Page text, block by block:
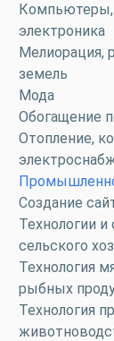
Компьютеры,
электроника
Мелиорация,
земель
Мода
Обогащение
Отопление,
Создание
Технологии
сельского
Технология
рыбных
Технология